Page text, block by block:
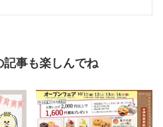
記事も楽しんでね